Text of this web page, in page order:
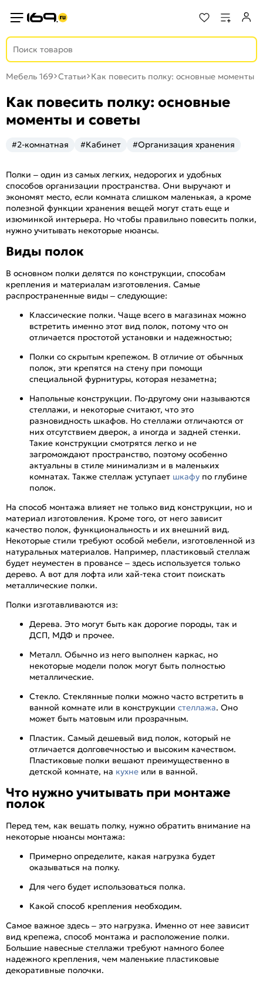
Мебель 169 Статьи Как повесить полку: основные моменты
Как повесить полку: основные
моменты и советы
#2-комнатная #Кабинет #Организация хранения
Полки – один из самых легких, недорогих и удобных
способов организации пространства. Они выручают и
экономят место, если комната слишком маленькая, а кроме
полезной функции хранения вещей могут стать еще и
изюминкой интерьера. Но чтобы правильно повесить полки,
нужно учитывать некоторые нюансы.
Виды полок
В основном полки делятся по конструкции, способам
крепления и материалам изготовления. Самые
распространенные виды – следующие:
Классические полки. Чаще всего в магазинах можно
встретить именно этот вид полок, потому что он
отличается простотой установки и надежностью;
Полки со скрытым крепежом. В отличие от обычных
полок, эти крепятся на стену при помощи
специальной фурнитуры, которая незаметна;
Напольные конструкции. По-другому они называются
стеллажи, и некоторые считают, что это
разновидность шкафов. Но стеллажи отличаются от
них отсутствием дверок, а иногда и задней стенки.
Такие конструкции смотрятся легко и не
загромождают пространство, поэтому особенно
актуальны в стиле минимализм и в маленьких
комнатах. Также стеллаж уступает шкафу по глубине
полок.
На способ монтажа влияет не только вид конструкции, но и
материал изготовления. Кроме того, от него зависит
качество полок, функциональность и их внешний вид.
Некоторые стили требуют особой мебели, изготовленной из
натуральных материалов. Например, пластиковый стеллаж
будет неуместен в провансе – здесь используется только
дерево. А вот для лофта или хай-тека стоит поискать
металлические полки.
Полки изготавливаются из:
Дерева. Это могут быть как дорогие породы, так и
ДСП, МДФ и прочее.
Металл. Обычно из него выполнен каркас, но
некоторые модели полок могут быть полностью
металлические.
Стекло. Стеклянные полки можно часто встретить в
ванной комнате или в конструкции стеллажа. Оно
может быть матовым или прозрачным.
Пластик. Самый дешевый вид полок, который не
отличается долговечностью и высоким качеством.
Пластиковые полки вешают преимущественно в
детской комнате, на кухне или в ванной.
Что нужно учитывать при монтаже
полок
Перед тем, как вешать полку, нужно обратить внимание на
некоторые нюансы монтажа:
Примерно определите, какая нагрузка будет
оказываться на полку.
Для чего будет использоваться полка.
Какой способ крепления необходим.
Самое важное здесь – это нагрузка. Именно от нее зависит
вид крепежа, способ монтажа и расположение полки.
Большие навесные стеллажи требуют намного более
надежного крепления, чем маленькие пластиковые
декоративные полочки.